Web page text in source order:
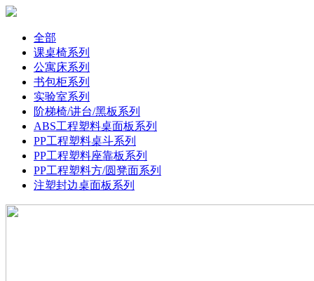
全部
课桌椅系列
公寓床系列
书包柜系列
实验室系列
阶梯椅/讲台/黑板系列
ABS工程塑料桌面板系列
PP工程塑料桌斗系列
PP工程塑料座靠板系列
PP工程塑料方/圆凳面系列
注塑封边桌面板系列